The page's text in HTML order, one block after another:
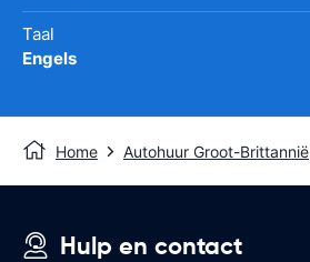
Taal
Engels
Home Autohuur Groot-Brittannië
Hulp en contact